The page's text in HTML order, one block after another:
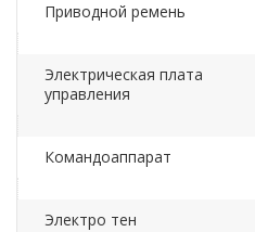
Приводной ремень
Электрическая плата
управления
Командоаппарат
Электро тен